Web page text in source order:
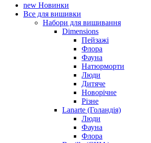
new Новинки
Все для вишивки
Набори для вишивання
Dimensions
Пейзажі
Флора
Фауна
Натюрморти
Люди
Дитяче
Новорічне
Різне
Lanarte (Голандія)
Люди
Фауна
Флора